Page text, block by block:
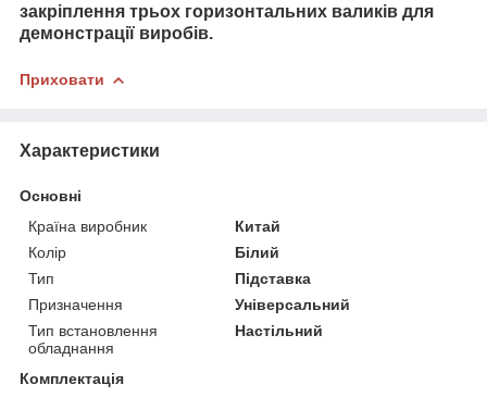
закріплення трьох горизонтальних валиків для
демонстрації виробів.
Приховати
Характеристики
Основні
Країна виробник
Китай
Колір
Білий
Тип
Підставка
Призначення
Універсальний
Тип встановлення
обладнання
Настільний
Комплектація